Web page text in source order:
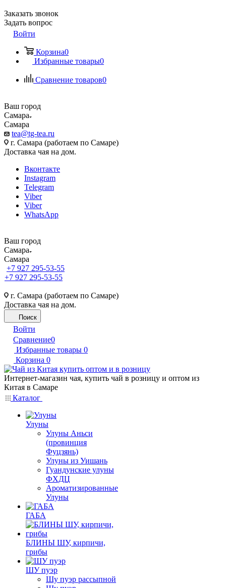
Заказать звонок
Задать вопрос
Войти
Корзина0
Избранные товары0
Сравнение товаров0
Ваш город
Самара
Самара
tea@tg-tea.ru
г. Самара (работаем по Самаре)
Доставка чая на дом.
Вконтакте
Instagram
Telegram
Viber
Viber
WhatsApp
Ваш город
Самара
Самара
+7 927 295-53-55
+7 927 295-53-55
г. Самара (работаем по Самаре)
Доставка чая на дом.
Поиск
Войти
Сравнение0
Избранные товары 0
Корзина 0
Интернет-магазин чая, купить чай в розницу и оптом из
Китая в Самаре
Каталог
Улуны
Улуны Аньси
(провинция
Фуцзянь)
Улуны из Уишань
Гуандунские улуны
ФХДЦ
Ароматизированные
Улуны
ГАБА
БЛИНЫ ШУ, кирпичи,
грибы
ШУ пуэр
Шу пуэр рассыпной